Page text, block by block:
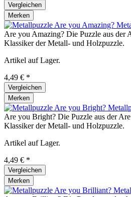
Vergleichen
Merken
Are you Amazing? Die Puzzle aus der
Klassiker der Metall- und Holzpuzzle.
Artikel auf Lager.
4,49 € *
Vergleichen
Merken
Are you Bright? Die Puzzle aus der
Klassiker der Metall- und Holzpuzzle.
Artikel auf Lager.
4,49 € *
Vergleichen
Merken